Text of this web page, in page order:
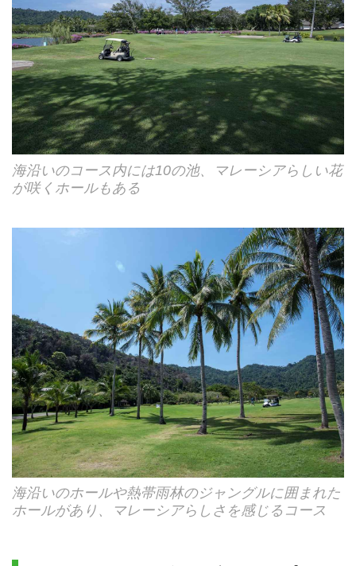
海沿いのコース内には10の池、マレーシアらしい花
が咲くホールもある
海沿いのホールや熱帯雨林のジャングルに囲まれた
ホールがあり、マレーシアらしさを感じるコース